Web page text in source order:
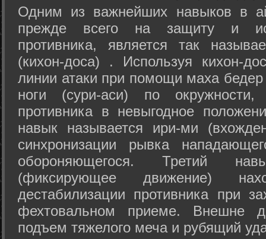
Одним из важнейших навыков в
прежде всего на защиту и
противника, является так
(кихон-доса) . Используя кихон-
линии атаки при помощи маха
ноги (сури-аси) по
противника в невыгодное
навык называется ири-ми
синхронизации рывка
обороняющегося. Третий
(фиксирующее движение)
дестабилизации противника при
фехтовальном приеме. Внешне
подъем тяжелого меча и рубящий